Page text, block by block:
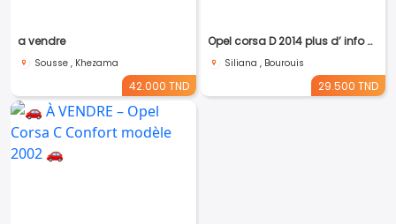
a vendre
Sousse , Khezama
42.000 TND
Opel corsa D 2014 plus d’ info whats app:93997505 Ou. Sur num:98976460 /99464522 (prix un peu négociable)
Siliana , Bourouis
29.500 TND